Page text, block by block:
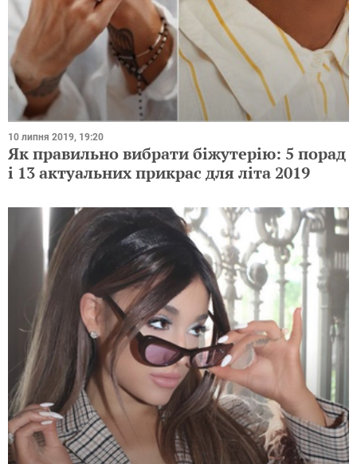
10 липня 2019, 19:20
Як правильно вибрати біжутерію: 5 порад
і 13 актуальних прикрас для літа 2019